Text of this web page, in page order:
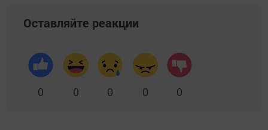
Оставляйте реакции
0 0 0 0 0